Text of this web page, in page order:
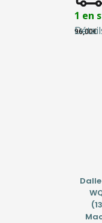
1 en
96,00€